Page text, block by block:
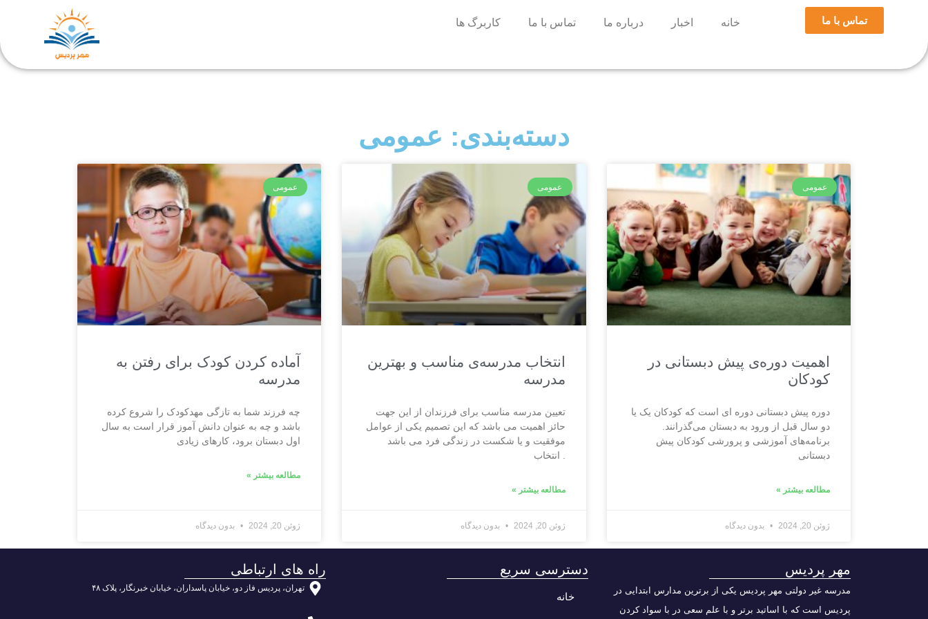
تماس با ما خانه اخبار درباره ما تماس با ما کاربرگ ها
دسته‌بندی: عمومی
عمومی
اهمیت دوره‌ی پیش دبستانی در
کودکان
دوره پیش دبستانی دوره ای است که کودکان یک یا
دو سال قبل از ورود به دبستان می‌گذرانند.
برنامه‌های آموزشی و پرورشی کودکان پیش
دبستانی
مطالعه بیشتر »
ژوئن 20, 2024 بدون دیدگاه
عمومی
انتخاب مدرسه‌ی مناسب و بهترین
مدرسه
تعیین مدرسه مناسب برای فرزندان از این جهت
حائز اهمیت می باشد که این تصمیم یکی از عوامل
موفقیت و یا شکست در زندگی فرد می باشد
. انتخاب
مطالعه بیشتر »
ژوئن 20, 2024 بدون دیدگاه
عمومی
آماده کردن کودک برای رفتن به
مدرسه
چه فرزند شما به تازگی مهدکودک را شروع کرده
باشد و چه به عنوان دانش آموز قرار است به سال
اول دبستان برود، کارهای زیادی
مطالعه بیشتر »
ژوئن 20, 2024 بدون دیدگاه
مهر پردیس
مدرسه غیر دولتی مهر پردیس یکی از برترین مدارس ابتدایی در
پردیس است که با اساتید برتر و با علم سعی در با سواد کردن
دسترسی سریع
خانه
راه های ارتباطی
تهران، پردیس فاز دو، خیابان پاسداران، خیابان خبرنگار، پلاک ۴۸